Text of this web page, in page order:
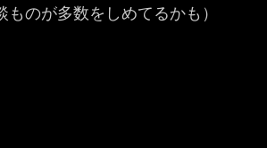
のが多数をしめてるかも）